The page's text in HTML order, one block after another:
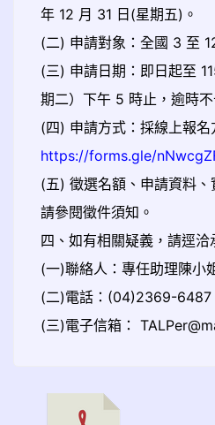
年 12 月 31 日(星期五)。
(二) 申請對象：全國 3 至
(三) 申請日期：即日起至
期二）下午 5 時止，逾時不
(四) 申請方式：採線上報名
https://forms.gle/
(五) 徵選名額、申請資料
請參閱徵件須知。
四、如有相關疑義，請逕洽
(一)聯絡人：專任助理陳小
(二)電話：(04)2369-6487
(三)電子信箱：